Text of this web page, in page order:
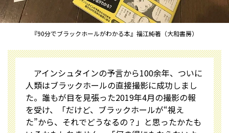
『90分でブラックホールがわかる本』福江純著（大和書房）
アインシュタインの予言から100余年、ついに
人類はブラックホールの直接撮影に成功しまし
た。誰もが目を見張った2019年4月の撮影の報
を受け、「だけど、ブラックホールが“視え
た”から、それでどうなるの？」と思ったかたも